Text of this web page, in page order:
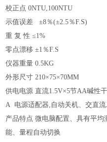
校正点 0NTU,100NTU
示值误差 ±8％(±2.5％F.S)
重 复 性 ≤1%
零点漂移 ±1％F.S
仪器重量 0.5KG
外形尺寸 210×75×70MM
供电电源 直流1.5V×5节AA碱性
A 电源适配器,自动关机、交直流
产品特点 微电脑配置、具有平均
能、量程自动切换